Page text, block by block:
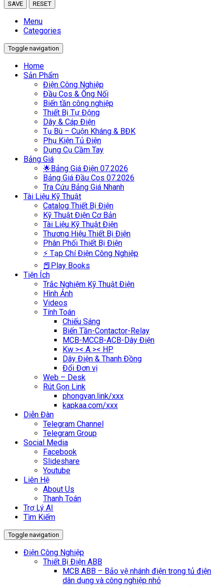
SAVE RESET
Menu
Categories
Toggle navigation
Home
Sản Phẩm
Điện Công Nghiệp
Đầu Cos & Ống Nối
Biến tần công nghiệp
Thiết Bị Tự Động
Dây & Cáp Điện
Tụ Bù – Cuộn Kháng & BĐK
Phụ Kiện Tủ Điện
Dụng Cụ Cầm Tay
Bảng Giá
🌟Bảng Giá Điện 07.2026
Bảng Giá Đầu Cos 07.2026
Tra Cứu Bảng Giá Nhanh
Tài Liệu Kỹ Thuật
Catalog Thiết Bị Điện
Kỹ Thuật Điện Cơ Bản
Tài Liệu Kỹ Thuật Điện
Thương Hiệu Thiết Bị Điện
Phân Phối Thiết Bị Điện
⚡ Tạp Chí Điện Công Nghiệp
📕Play Books
Tiện Ích
Trắc Nghiệm Kỹ Thuật Điện
Hình Ảnh
Videos
Tính Toán
Chiếu Sáng
Biến Tần-Contactor-Relay
MCB-MCCB-ACB-Dây Điện
Kw >< A >< HP
Dây Điện & Thanh Đồng
Đổi Đơn vị
Web – Desk
Rút Gọn Link
phongvan.link/xxx
kapkaa.com/xxx
Diễn Đàn
Telegram Channel
Telegram Group
Social Media
Facebook
Slideshare
Youtube
Liên Hệ
About Us
Thanh Toán
Trợ Lý AI
Tìm Kiếm
Toggle navigation
Điện Công Nghiệp
Thiết Bị Điện ABB
MCB ABB – Bảo vệ nhánh điện trong tủ điện
dân dụng và công nghiệp nhỏ